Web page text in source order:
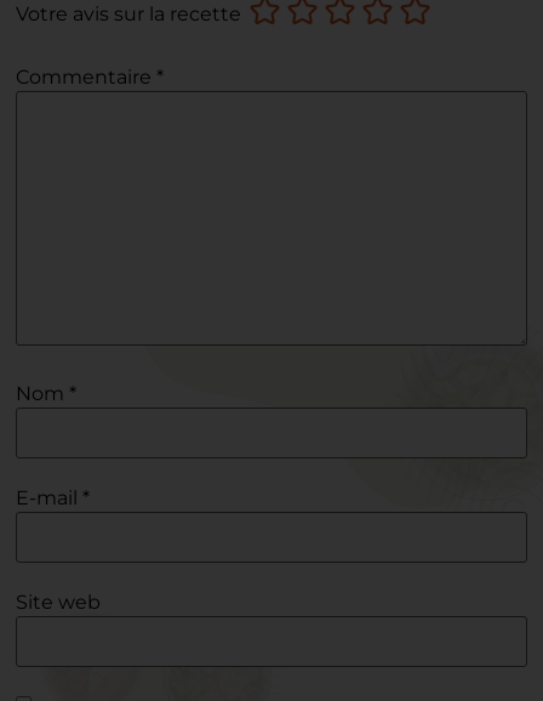
Votre avis sur la recette
Commentaire *
Nom *
E-mail *
Site web